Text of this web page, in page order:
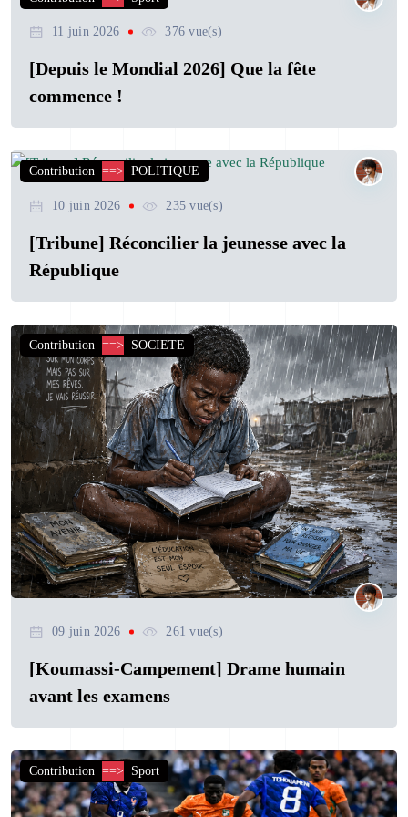
11 juin 2026 376 vue(s)
[Depuis le Mondial 2026] Que la fête
commence !
Contribution ==> POLITIQUE
10 juin 2026 235 vue(s)
[Tribune] Réconcilier la jeunesse avec la
République
Contribution ==> SOCIETE
09 juin 2026 261 vue(s)
[Koumassi-Campement] Drame humain
avant les examens
Contribution ==> Sport